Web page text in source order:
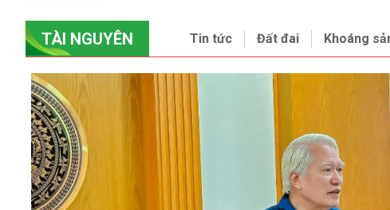
TÀI NGUYÊN Tin tức Đất đai Khoáng